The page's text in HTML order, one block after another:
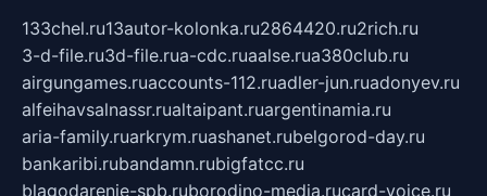
133chel.ru13autor-kolonka.ru2864420.ru2rich.ru
3-d-file.ru3d-file.rua-cdc.ruaalse.rua380club.ru
airgungames.ruaccounts-112.ruadler-jun.ruadonyev.ru
alfeihavsalnassr.rualtaipant.ruargentinamia.ru
aria-family.ruarkrym.ruashanet.rubelgorod-day.ru
bankaribi.rubandamn.rubigfatcc.ru
blagodarenie-spb.ruborodino-media.rucard-voice.ru